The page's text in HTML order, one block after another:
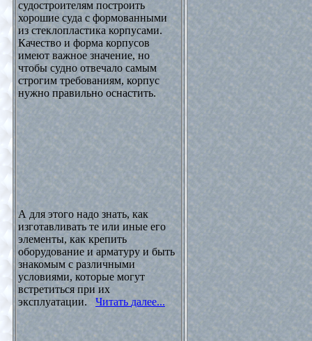
судостроителям построить
хорошие суда с формованными
из стеклопластика корпусами.
Качество и форма корпусов
имеют важное значение, но
чтобы судно отвечало самым
строгим требованиям, корпус
нужно правильно оснастить.
А для этого надо знать, как
изготавливать те или иные его
элементы, как крепить
оборудование и арматуру и быть
знакомым с различными
условиями, которые могут
встретиться при их
эксплуатации.
Читать далее...